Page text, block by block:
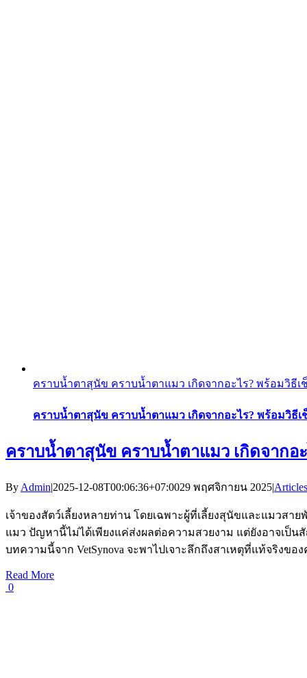
คราบน้ำตาสุนัข คราบน้ำตาแมว เกิดจากอะไร? พร้อมวิธีเ
คราบน้ำตาสุนัข คราบน้ำตาแมว เกิดจากอะไร? พร้อมวิธี
คราบน้ำตาสุนัข คราบน้ำตาแมว เกิดจากอ
By Admin|2025-12-08T00:06:36+07:0029 พฤศจิกายน 2025|Articles
เจ้าของสัตว์เลี้ยงหลายท่าน โดยเฉพาะผู้ที่เลี้ยงสุนัขและแมว
แมว ปัญหานี้ไม่ได้เพียงแค่ส่งผลต่อความสวยงาม แต่ยังอาจเ
บทความนี้จาก VetSynova จะพาไปเจาะลึกถึงสาเหตุที่แท้จริง
Read More
0